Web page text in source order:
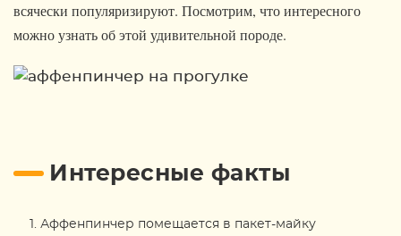
всячески популяризируют. Посмотрим, что интересного
можно узнать об этой удивительной породе.
Интересные факты
Аффенпинчер помещается в пакет-майку